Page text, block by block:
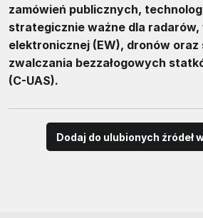
zamówień publicznych,
strategicznie ważne dla radarów,
elektronicznej (EW), dronów
zwalczania bezzałogowych
(C-UAS).
Dodaj do ulubionych źródeł